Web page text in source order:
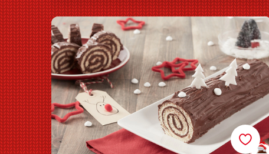
Fatörzs torta Nutella<sup>®</sup>-val